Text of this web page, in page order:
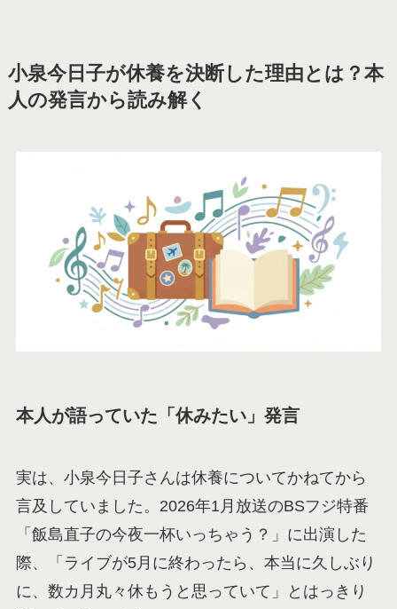
小泉今日子が休養を決断した理由とは？本
人の発言から読み解く
本人が語っていた「休みたい」発言
実は、小泉今日子さんは休養についてかねてから
言及していました。2026年1月放送のBSフジ特番
「飯島直子の今夜一杯いっちゃう？」に出演した
際、「ライブが5月に終わったら、本当に久しぶり
に、数カ月丸々休もうと思っていて」とはっきり